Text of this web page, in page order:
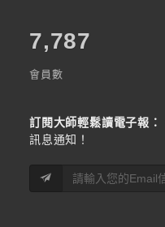
7,787
會員數
訂閱大師輕鬆讀電子報：
訊息通知！